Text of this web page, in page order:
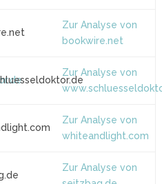
Zur Analyse von
bookwire.net
Zur Analyse von
Zur Analyse von
whiteandlight.com
Zur Analyse von